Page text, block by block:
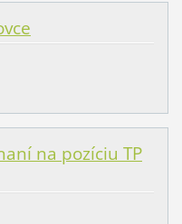
na pozíciu TP